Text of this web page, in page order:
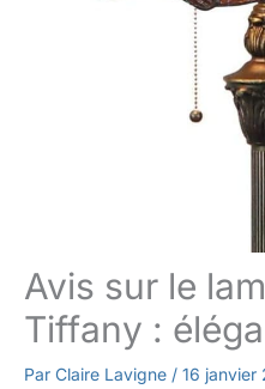
Avis sur le
Tiffany :
Par Claire Lavigne / 16 janvier